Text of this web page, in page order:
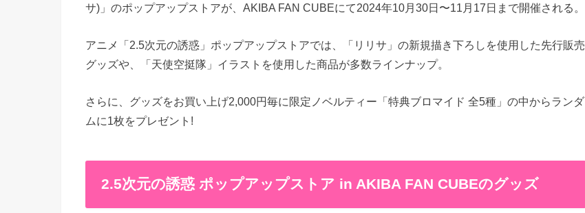
サ)」のポップアップストアが、AKIBA FAN CUBEにて2024年10月30日〜11月17日まで開催される。
アニメ「2.5次元の誘惑」ポップアップストアでは、「リリサ」の新規描き下ろしを使用した先行販売
グッズや、「天使空挺隊」イラストを使用した商品が多数ラインナップ。
さらに、グッズをお買い上げ2,000円毎に限定ノベルティー「特典ブロマイド 全5種」の中からランダ
ムに1枚をプレゼント!
2.5次元の誘惑 ポップアップストア in AKIBA FAN CUBEのグッズ